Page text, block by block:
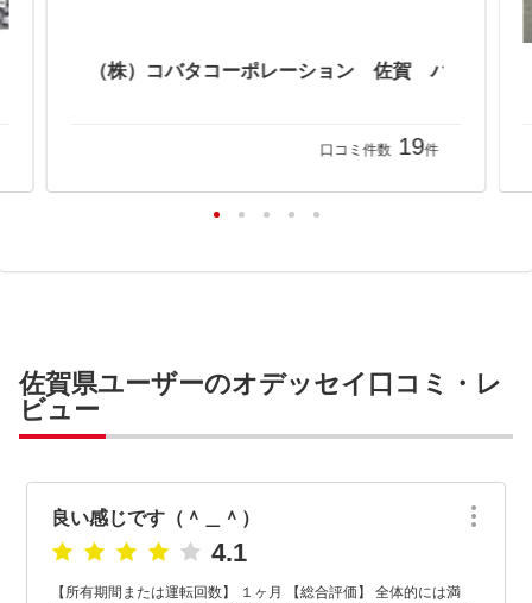
口コミ件数 19件
佐賀県ユーザーのオデッセイ口コミ・レ
ビュー
良い感じです（＾＿＾）
4.1
【所有期間または運転回数】 １ヶ月 【総合評価】 全体的には満